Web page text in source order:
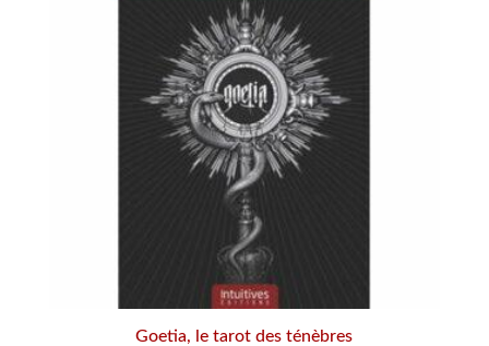
Goetia, le tarot des ténèbres